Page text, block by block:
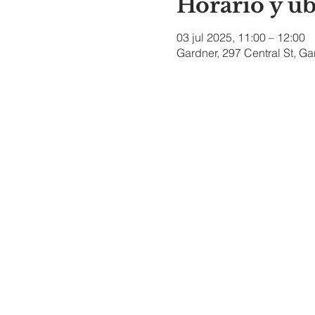
Horario y
03 jul 2025, 11:00 – 12:00
Gardner, 297 Central St,